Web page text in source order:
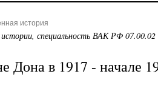
история
специальность ВАК РФ 07.00.02
Дона в 1917 - начале